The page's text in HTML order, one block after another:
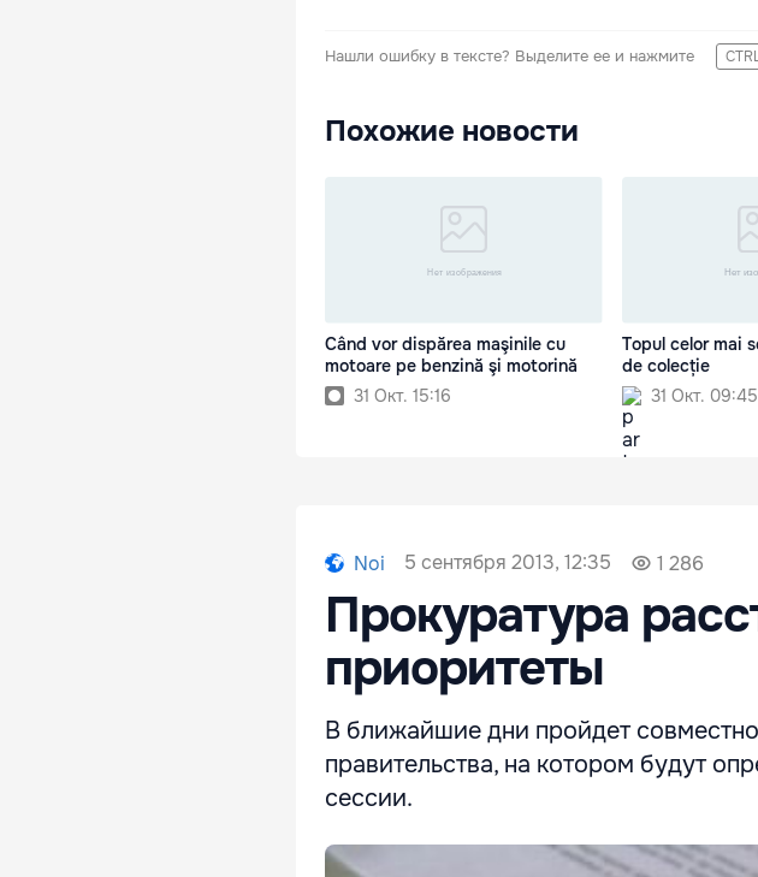
Нашли ошибку в тексте? Выделите ее и нажмите
Похожие новости
Când vor dispărea maşinile cu
motoare pe benzină şi motorină
31 Окт. 15:16
Topul celor mai
de colecție
31 Окт. 09:45
Noi 5 сентября 2013, 12:35 1 286
Прокуратура
приоритеты
В ближайшие дни пройдет
правительства, на котором будут
сессии.